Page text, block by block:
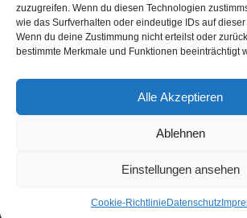
zuzugreifen. Wenn du diesen Technologien
wie das Surfverhalten oder eindeutige IDs auf
Wenn du deine Zustimmung nicht erteilst oder
bestimmte Merkmale und Funktionen beeinträchtigt
Alle Akzeptieren
Ablehnen
Einstellungen ansehen
Cookie-Richtlinie Datenschutz
EOS Fahrzeugtechnik GbR 2025 |
Barierrefreiheit